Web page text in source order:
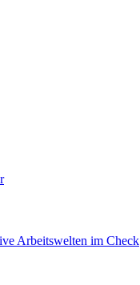
Arbeitswelten im Check